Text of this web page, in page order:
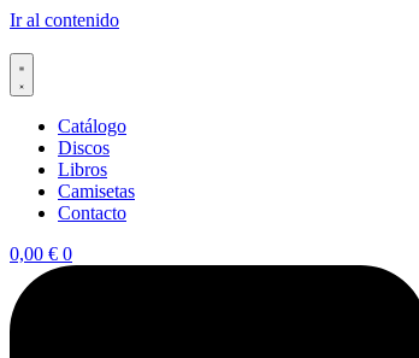
Ir al contenido
Catálogo
Discos
Libros
Camisetas
Contacto
0,00 € 0